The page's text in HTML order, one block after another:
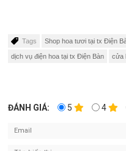
Tags Shop hoa tươi tại tx Điện
dịch vụ điện hoa tại tx Điện Bàn cửa
ĐÁNH GIÁ: 5 4